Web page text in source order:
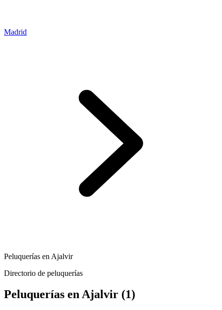
Madrid
Peluquerías en Ajalvir
Directorio de peluquerías
Peluquerías en Ajalvir (1)